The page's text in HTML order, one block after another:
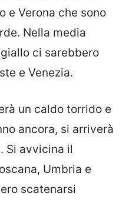
e Verona che sono
Nella media
ci sarebbero
e Venezia.
un caldo torrido e
ancora, si arriverà
Si avvicina il
Umbria e
scatenarsi